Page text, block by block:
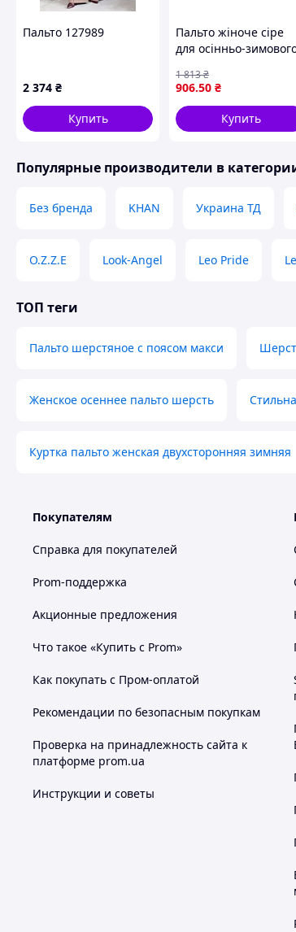
Пальто 127989
2 374 ₴
Купить
Пальто жіноче сіре
для осінньо-
верхній одяг ТМ
Maribel р.XL
906.50 ₴
1 813₴
Купить
Популярные производители в
Без бренда KHAN Украина ТД
O.Z.Z.E Look-Angel Leo Pride
ТОП теги
Пальто шерстяное с поясом макси
Женское осеннее пальто шерсть
Куртка пальто женская двухсторонняя зимняя
Покупателям
Справка для покупателей
Prom-поддержка
Акционные предложения
Что такое «Купить с Prom»
Как покупать с Пром-оплатой
Рекомендации по безопасным покупкам
Проверка на принадлежность сайта к
платформе prom.ua
Инструкции и советы